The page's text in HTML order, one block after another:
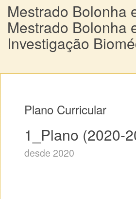
Mestrado Bolonha
Mestrado Bolonha
Investigação
Plano Curricular
1_Plano (2020-
desde 2020